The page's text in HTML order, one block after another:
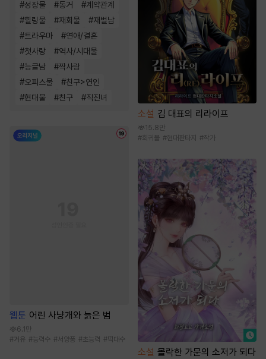
#성장물 #동거 #계약관계
#힐링물 #재회물 #재벌남
#트라우마 #연애/결혼
#첫사랑 #역사/시대물
#능글남 #짝사랑
#오피스물 #친구>연인
#현대물 #친구 #직진녀
웹툰 어린 사냥개와 늙은 범
6.1만
#거유 #능력수 #서양풍 #초능력 #떡대수
소설 김 대표의 리라이프
15.8만
#회귀물 #현대판타지 #작가
소설 몰락한 가문의 소저가 되다